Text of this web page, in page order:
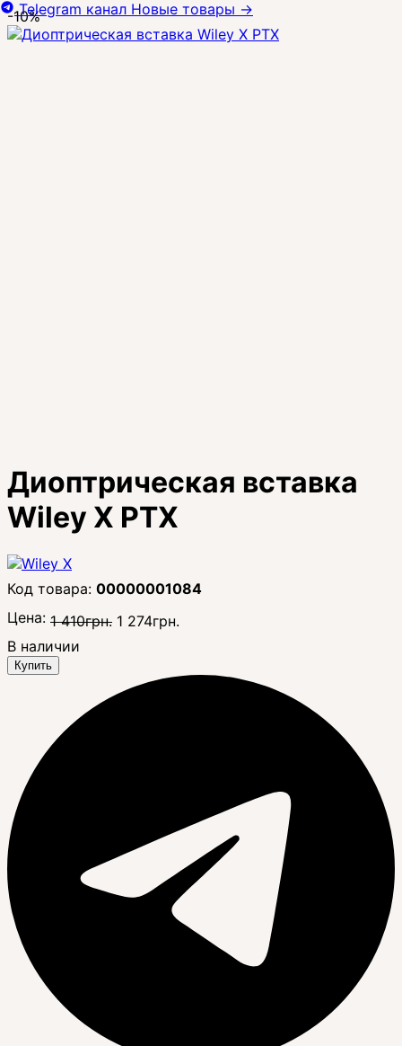
-10%
Диоптрическая вставка
Wiley X PTX
00000001084
Цена: 1 410грн. 1 274грн.
В наличии
Купить
Telegram канал Новые товары →